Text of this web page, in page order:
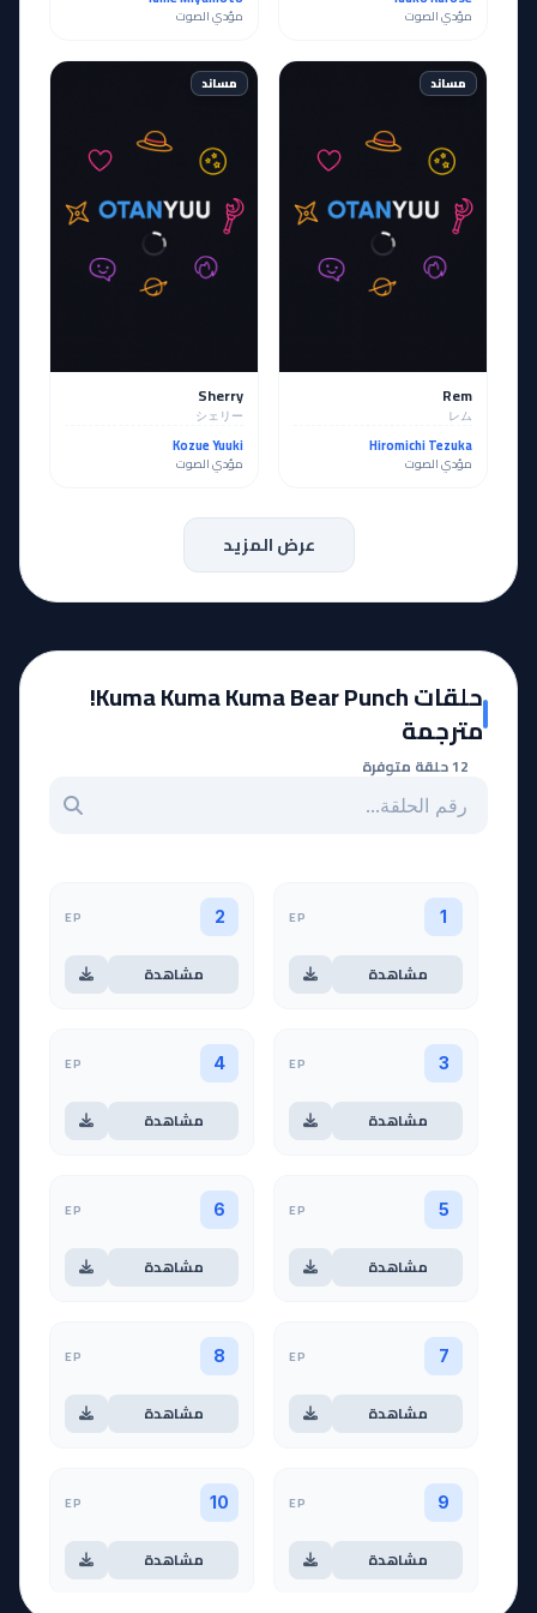
مؤدي الصوت مؤدي الصوت
مساند
Rem
レム
Hiromichi Tezuka
مؤدي الصوت
مساند
Sherry
シェリー
Kozue Yuuki
مؤدي الصوت
عرض المزيد
حلقات Kuma Kuma Kuma Bear Punch!
مترجمة
12 حلقة متوفرة
بحث عن حلقة بالرقم
1
EP
مشاهدة
2
EP
مشاهدة
3
EP
مشاهدة
4
EP
مشاهدة
5
EP
مشاهدة
6
EP
مشاهدة
7
EP
مشاهدة
8
EP
مشاهدة
9
EP
مشاهدة
10
EP
مشاهدة